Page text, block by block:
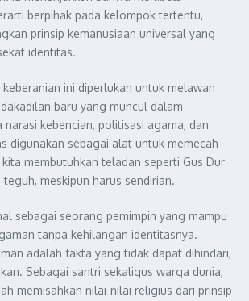
berpihak pada kelompok tertentu,
prinsip kemanusiaan universal yang
identitas.
ini diperlukan untuk melawan
baru yang muncul dalam
narasi kebencian, politisasi agama, dan
digunakan sebagai alat untuk memecah
membutuhkan teladan seperti Gus Dur
meskipun harus sendirian.
sebagai seorang pemimpin yang mampu
tanpa kehilangan identitasnya.
adalah fakta yang tidak dapat dihindari,
Sebagai santri sekaligus warga dunia,
memisahkan nilai-nilai religius dari prinsip